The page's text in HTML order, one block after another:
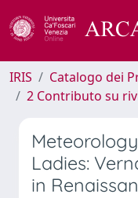
IRIS
Catalogo dei
2 Contributo su
Ladies:
in